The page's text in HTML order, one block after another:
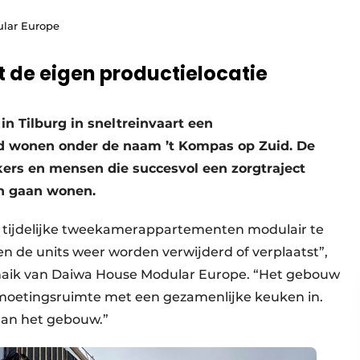
Europe
eigen productielocatie
Tilburg in sneltreinvaart een
onder de naam ’t Kompas op Zuid. De
en mensen die succesvol een zorgtraject
gaan wonen.
tijdelijke tweekamerappartementen modulair te
de units weer worden verwijderd of verplaatst”,
van Daiwa House Modular Europe. “Het gebouw
met een gezamenlijke keuken in.
het gebouw.”